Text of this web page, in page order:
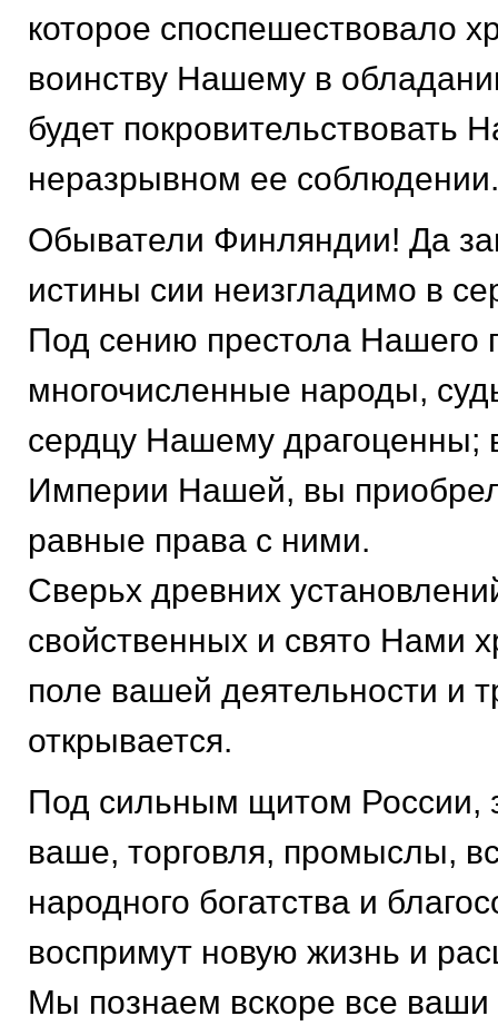
которое споспешествовало
воинству Нашему в
будет покровительствовать
неразрывном ее соблюдении.
Обыватели Финляндии! Да
истины сии неизгладимо в
Под сению престола Нашего
многочисленные народы,
сердцу Нашему драгоценны;
Империи Нашей, вы
равные права с ними.
Сверьх древних
свойственных и свято Нами
поле вашей деятельности и
открывается.
Под сильным щитом России,
ваше, торговля, промыслы,
народного богатства и
воспримут новую жизнь и
Мы познаем вскоре все